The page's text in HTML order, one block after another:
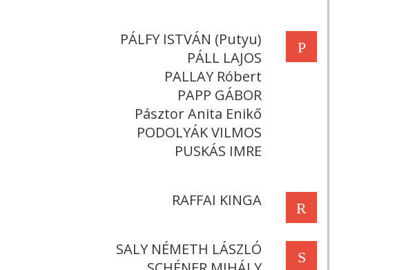
P
PÁLFY ISTVÁN (Putyu)
PÁLL LAJOS
PALLAY Róbert
PAPP GÁBOR
Pásztor Anita Enikő
PODOLYÁK VILMOS
PUSKÁS IMRE
R
RAFFAI KINGA
S
SALY NÉMETH LÁSZLÓ